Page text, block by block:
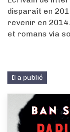
disparaît en
revenir en
et romans via
Il a publié